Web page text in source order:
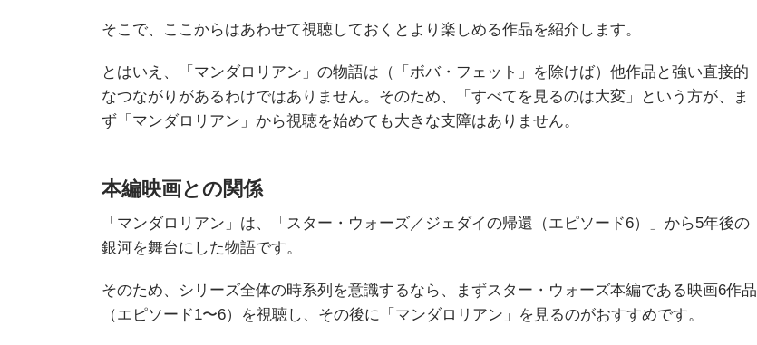
そこで、ここからはあわせて視聴しておくとより楽しめる作品を紹介します。
とはいえ、「マンダロリアン」の物語は（「ボバ・フェット」を除けば）他作品と強い直接的
なつながりがあるわけではありません。そのため、「すべてを見るのは大変」という方が、ま
ず「マンダロリアン」から視聴を始めても大きな支障はありません。
本編映画との関係
「マンダロリアン」は、「スター・ウォーズ／ジェダイの帰還（エピソード6）」から5年後の
銀河を舞台にした物語です。
そのため、シリーズ全体の時系列を意識するなら、まずスター・ウォーズ本編である映画6作品
（エピソード1〜6）を視聴し、その後に「マンダロリアン」を見るのがおすすめです。